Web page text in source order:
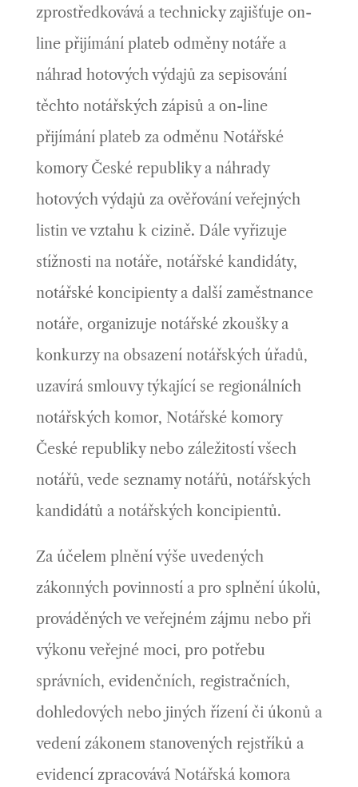
zprostředkovává a technicky zajišťuje on-
line přijímání plateb odměny notáře a
náhrad hotových výdajů za sepisování
těchto notářských zápisů a on-line
přijímání plateb za odměnu Notářské
komory České republiky a náhrady
hotových výdajů za ověřování veřejných
listin ve vztahu k cizině. Dále vyřizuje
stížnosti na notáře, notářské kandidáty,
notářské koncipienty a další zaměstnance
notáře, organizuje notářské zkoušky a
konkurzy na obsazení notářských úřadů,
uzavírá smlouvy týkající se regionálních
notářských komor, Notářské komory
České republiky nebo záležitostí všech
notářů, vede seznamy notářů, notářských
kandidátů a notářských koncipientů.
Za účelem plnění výše uvedených
zákonných povinností a pro splnění úkolů,
prováděných ve veřejném zájmu nebo při
výkonu veřejné moci, pro potřebu
správních, evidenčních, registračních,
dohledových nebo jiných řízení či úkonů a
vedení zákonem stanovených rejstříků a
evidencí zpracovává Notářská komora